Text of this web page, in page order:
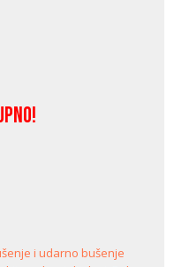
i udarno bušenje